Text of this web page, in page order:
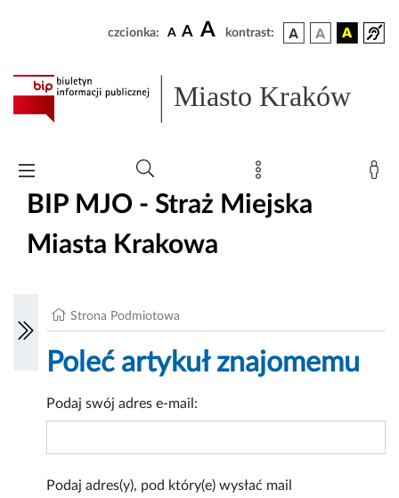
czcionka: A A A kontrast:
Miasto Kraków
BIP MJO - Straż Miejska
Miasta Krakowa
Strona Podmiotowa
Poleć artykuł znajomemu
Podaj swój adres e-mail:
Podaj adres(y), pod który(e) wysłać mail